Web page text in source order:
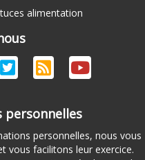
alimentation
personnelles, nous vous
vous facilitons leur exercice.